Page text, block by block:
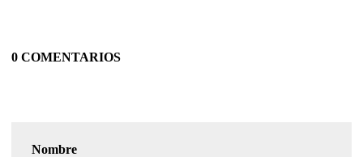
0 COMENTARIOS
Nombre